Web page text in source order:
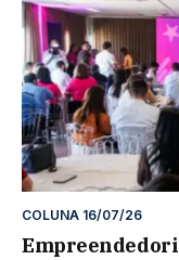
COLUNA 16/07/26